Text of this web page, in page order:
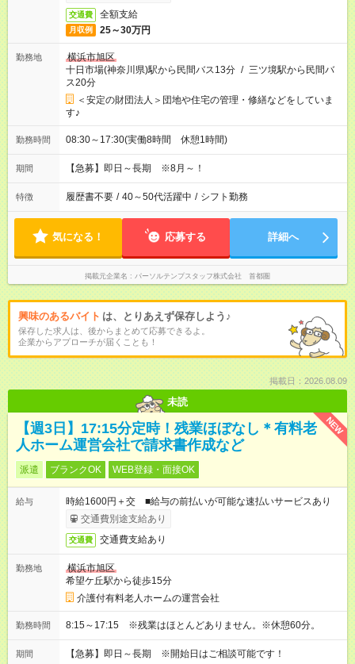
交通費 全額支給
月収例 25～30万円
勤務地
横浜市旭区
十日市場(神奈川県)駅から民間バス13分 / 三ツ境駅から民間バ
ス20分
＜安定の財団法人＞団地や住宅の管理・修繕などをしていま
す♪
勤務時間 08:30～17:30(実働8時間 休憩1時間)
期間 【急募】即日～長期 ※8月～！
特徴 履歴書不要 / 40～50代活躍中 / シフト勤務
気になる！ 応募する 詳細へ
掲載元企業名 パーソルテンプスタッフ株式会社 首都圏
興味のあるバイト は、とりあえず保存しよう♪
保存した求人は、後からまとめて応募できるよ。
企業からアプローチが届くことも！
掲載日：2026.08.09
未読
NEW
【週3日】17:15分定時！残業ほぼなし＊有料老
人ホーム運営会社で請求書作成など
派遣 ブランクOK WEB登録・面接OK
給与
時給1600円＋交 ■給与の前払いが可能な速払いサービスあり
交通費別途支給あり
交通費 交通費支給あり
勤務地
横浜市旭区
希望ケ丘駅から徒歩15分
介護付有料老人ホームの運営会社
勤務時間 8:15～17:15 ※残業はほとんどありません。※休憩60分。
期間 【急募】即日～長期 ※開始日はご相談可能です！